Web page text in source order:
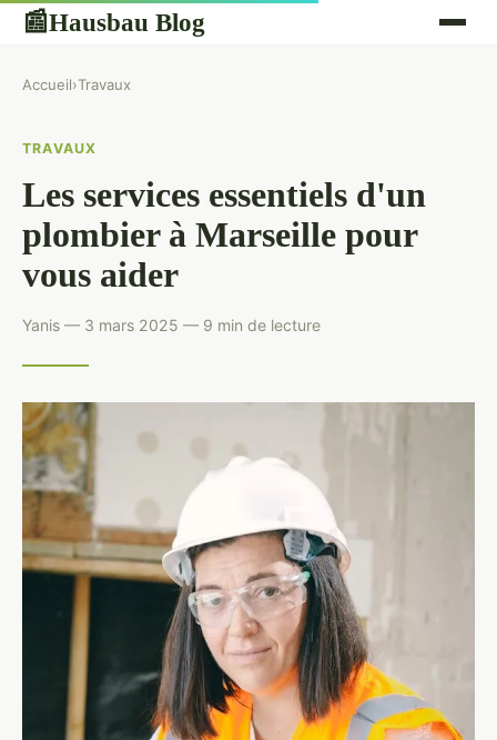
📰Hausbau Blog
Accueil›Travaux
TRAVAUX
Les services essentiels d'un
plombier à Marseille pour
vous aider
Yanis — 3 mars 2025 — 9 min de lecture